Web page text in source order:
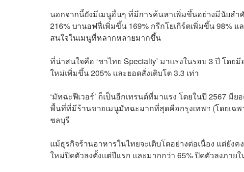
นอกจากนี้ยังมีเมนูอื่นๆ ที่มีการค้นหาเพิ่มขึ้นอย่างมีนัยสำ
216% บานอฟฟี่เพิ่มขึ้น 169% กรีกโยเกิร์ตเพิ่มขึ้น 98%
สนใจในเมนูที่หลากหลายมากขึ้น
ที่น่าสนใจคือ ‘ชาไทย Specialty’ มาแรงในรอบ 3 ปี โดย
ใหม่เพิ่มขึ้น 205% และยอดสั่งเติบโต 3.3 เท่า
‘มัทฉะฟีเวอร์’ ก็เป็นอีกเทรนด์ที่มาแรง โดยในปี 2567 มี
พื้นที่ที่มีร้านขายเมนูมัทฉะมากที่สุดคือกรุงเทพฯ (โดยเฉ
ชลบุรี
แม้ธุรกิจร้านอาหารในไทยจะเติบโตอย่างต่อเนื่อง แต่ยัง
ใหม่ปิดตัวลงตั้งแต่ปีแรก และมากกว่า 65% ปิดตัวลงภายใ